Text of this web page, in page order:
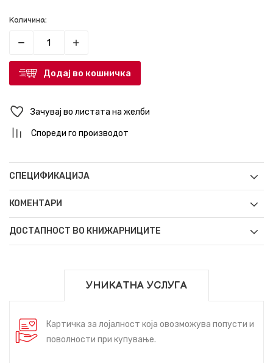
Количина:
Додај во кошничка
Зачувај во листата на желби
Спореди го производот
СПЕЦИФИКАЦИЈА
КОМЕНТАРИ
ДОСТАПНОСТ ВО КНИЖАРНИЦИТЕ
УНИКАТНА УСЛУГА
Картичка за лојалност која овозможува попусти и
поволности при купување.